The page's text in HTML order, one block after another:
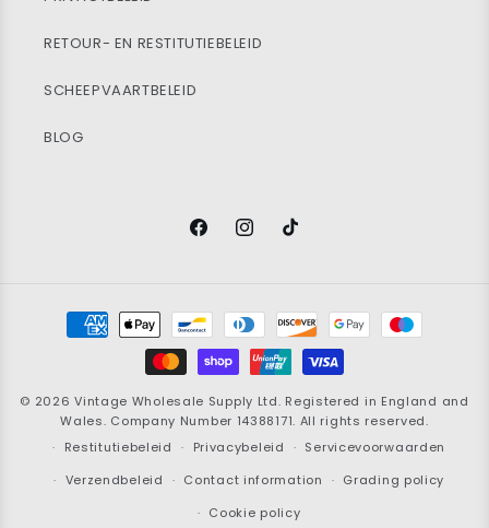
RETOUR- EN RESTITUTIEBELEID
SCHEEPVAARTBELEID
BLOG
FacebookInstagramTikTok
Betaalmethoden
© 2026Vintage Wholesale Supply Ltd. Registered in England and
Wales. Company Number 14388171. All rights reserved.
Restitutiebeleid
Privacybeleid
Servicevoorwaarden
Verzendbeleid
Contact information
Grading policy
Cookie policy